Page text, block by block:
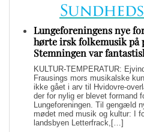
Lungeforeningens nye
hørte irsk folkemusik på
Stemningen var
KULTUR-TEMPERATUR:
Frausings mors musikalske
ikke gået i arv til Hvidovre-
der for nylig er blevet formand
Lungeforeningen. Til gengæld
mødet med musik og kultur: I
landsbyen Letterfrack,[…]